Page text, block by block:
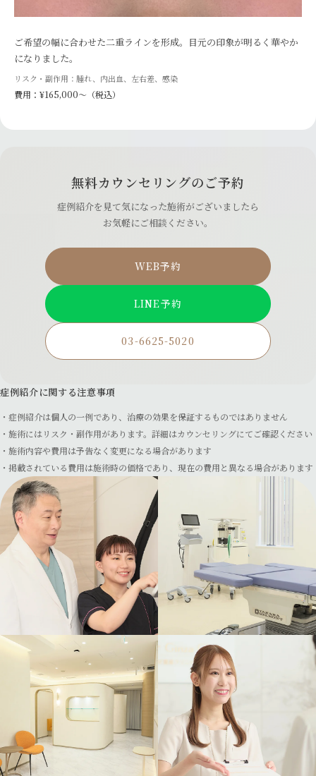
ご希望の幅に合わせた二重ラインを形成。目元の印象が明るく華やか
になりました。
リスク・副作用：腫れ、内出血、左右差、感染
費用：¥165,000〜（税込）
無料カウンセリングのご予約
症例紹介を見て気になった施術がございましたら
お気軽にご相談ください。
WEB予約
LINE予約
03-6625-5020
症例紹介に関する注意事項
症例紹介は個人の一例であり、治療の効果を保証するものではありません
施術にはリスク・副作用があります。詳細はカウンセリングにてご確認ください
施術内容や費用は予告なく変更になる場合があります
掲載されている費用は施術時の価格であり、現在の費用と異なる場合があります